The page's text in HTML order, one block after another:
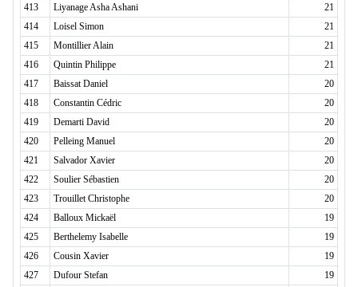
413
Liyanage Asha Ashani
21
414
Loisel Simon
21
415
Montillier Alain
21
416
Quintin Philippe
21
417
Baissat Daniel
20
418
Constantin Cédric
20
419
Demarti David
20
420
Pelleing Manuel
20
421
Salvador Xavier
20
422
Soulier Sébastien
20
423
Trouillet Christophe
20
424
Balloux Mickaël
19
425
Berthelemy Isabelle
19
426
Cousin Xavier
19
427
Dufour Stefan
19